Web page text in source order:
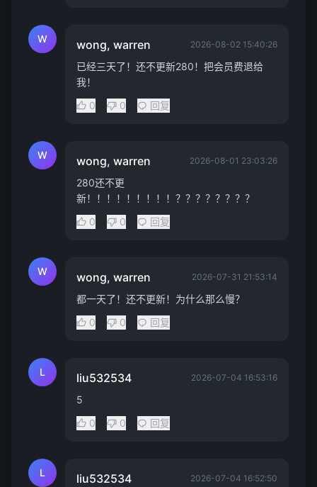
W wong, warren 2026-08-02 15:40:26
已经三天了！还不更新280！把会员费退给
我！
0
0 回复
W wong, warren 2026-08-01 23:03:26
280还不更
新！！！！！！！！！？？？？？？？？
0
0 回复
W wong, warren 2026-07-31 21:53:14
都一天了！还不更新！为什么那么慢？
0
0 回复
L liu532534 2026-07-04 16:53:16
5
0
0 回复
L liu532534 2026-07-04 16:52:50